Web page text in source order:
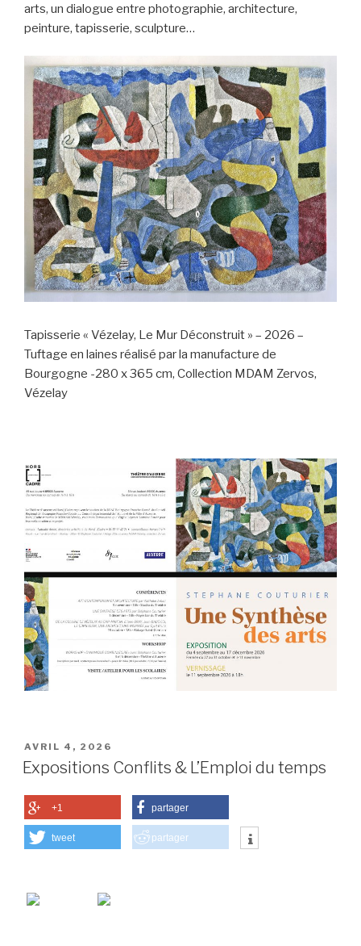
arts, un dialogue entre photographie, architecture,
peinture, tapisserie, sculpture…
Tapisserie « Vézelay, Le Mur Déconstruit » – 2026 –
Tuftage en laines réalisé par la manufacture de
Bourgogne -280 x 365 cm, Collection MDAM Zervos,
Vézelay
PUBLIÉ
LE
AVRIL 4, 2026
Expositions Conflits & L’Emploi du temps
+1 partager
tweet partager